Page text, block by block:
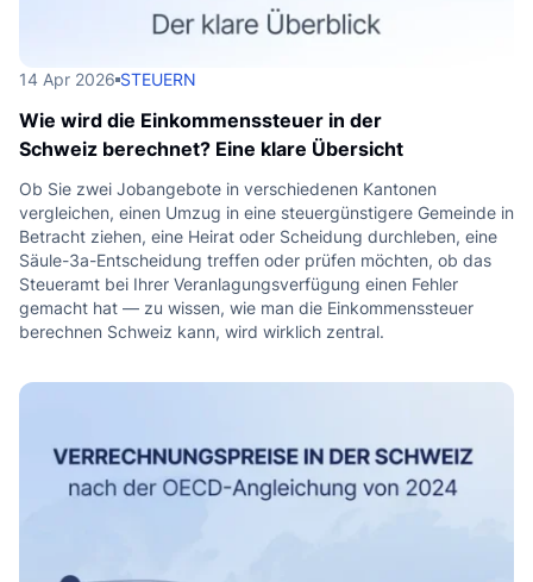
14 Apr 2026 STEUERN
Wie wird die Einkommenssteuer in der
Schweiz berechnet? Eine klare Übersicht
Ob Sie zwei Jobangebote in verschiedenen Kantonen
vergleichen, einen Umzug in eine steuergünstigere Gemeinde in
Betracht ziehen, eine Heirat oder Scheidung durchleben, eine
Säule-3a-Entscheidung treffen oder prüfen möchten, ob das
Steueramt bei Ihrer Veranlagungsverfügung einen Fehler
gemacht hat — zu wissen, wie man die Einkommenssteuer
berechnen Schweiz kann, wird wirklich zentral.